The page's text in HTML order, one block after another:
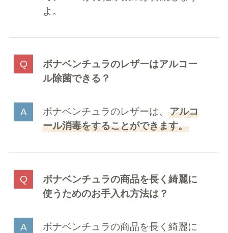
よ。
ボナベンチュラのレザーはアルコー
ル除菌できる？
ボナベンチュラのレザーは、 アルコ
ール消毒をすることができます。
ボナベンチュラの商品を長く綺麗に
使うためのお手入れ方法は？
ボナベンチュラの商品を長く綺麗に